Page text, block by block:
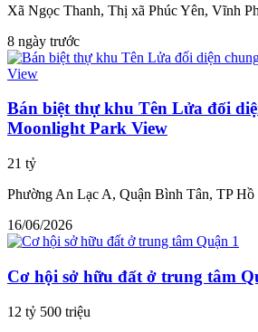
Xã Ngọc Thanh, Thị xã Phúc Yên, Vĩnh
8 ngày trước
Bán biệt thự khu Tên Lửa đối
Moonlight Park View
21 tỷ
Phường An Lạc A, Quận Bình Tân, TP
16/06/2026
Cơ hội sở hữu đất ở trung tâm
12 tỷ 500 triệu